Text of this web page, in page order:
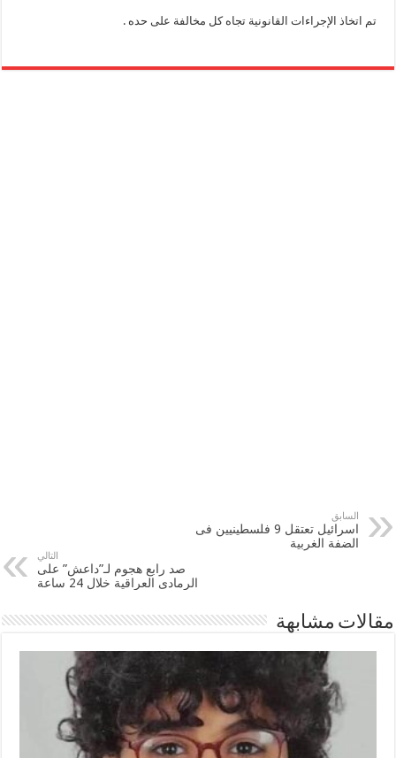
تم اتخاذ الإجراءات القانونية تجاه كل مخالفة على حده .
السابق
اسرائيل تعتقل 9 فلسطينيين فى
الضفة الغربية
التالي
صد رابع هجوم لـ”‫‏داعش‬” على
الرمادى العراقية خلال 24 ساعة
مقالات مشابهة